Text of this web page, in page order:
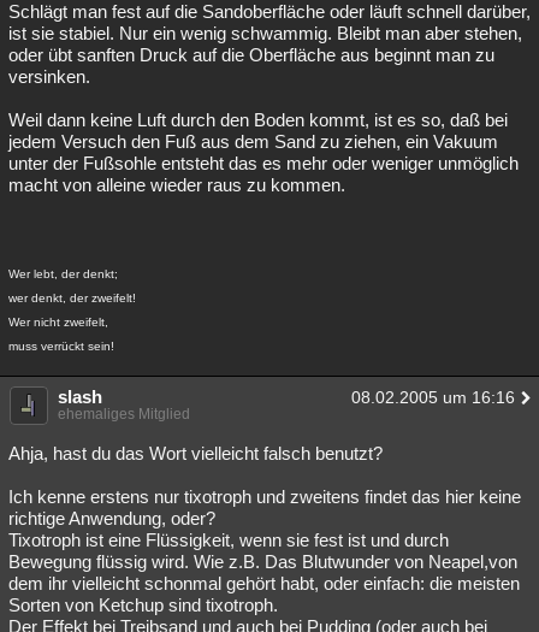
Schlägt man fest auf die Sandoberfläche oder läuft schnell darüber,
ist sie stabiel. Nur ein wenig schwammig. Bleibt man aber stehen,
oder übt sanften Druck auf die Oberfläche aus beginnt man zu
versinken.
Weil dann keine Luft durch den Boden kommt, ist es so, daß bei
jedem Versuch den Fuß aus dem Sand zu ziehen, ein Vakuum
unter der Fußsohle entsteht das es mehr oder weniger unmöglich
macht von alleine wieder raus zu kommen.
Wer lebt, der denkt;
wer denkt, der zweifelt!
Wer nicht zweifelt,
muss verrückt sein!
slash 08.02.2005 um 16:16
ehemaliges Mitglied
Ahja, hast du das Wort vielleicht falsch benutzt?
Ich kenne erstens nur tixotroph und zweitens findet das hier keine
richtige Anwendung, oder?
Tixotroph ist eine Flüssigkeit, wenn sie fest ist und durch
Bewegung flüssig wird. Wie z.B. Das Blutwunder von Neapel,von
dem ihr vielleicht schonmal gehört habt, oder einfach: die meisten
Sorten von Ketchup sind tixotroph.
Der Effekt bei Treibsand und auch bei Pudding (oder auch bei